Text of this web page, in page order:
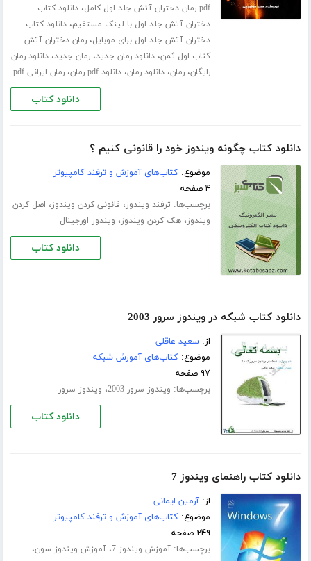
pdf رمان دختران آتش جلد اول کامل ،دانلود کتاب
دختران آتش جلد اول با لینک مستقیم،دانلود کتاب
دختران آتش جلد اول برای موبایل،رمان دختران آتش
کتاب اول ثمن،دانلود رمان جدید،رمان جدید،دانلود رمان
رایگان،رمان،دانلود رمان،دانلود pdf رمان ،رمان ایرانی pdf
دانلود کتاب
دانلود کتاب چگونه ویندوز خود را قانونی کنیم ؟
موضوع:کتاب‌های آموزش و ترفند کامپیوتر
۴ صفحه
برچسب‌ها: ترفند ویندوز، قانونی کردن ویندوز، اصل کردن
ویندوز،هک کردن ویندوز، ویندوز اورجینال
دانلود کتاب
دانلود کتاب شبکه در ویندوز سرور 2003
از:سعید عاقلی
موضوع:کتاب‌های آموزش شبکه
۹۷ صفحه
برچسب‌ها: ویندوز سرور 2003 ، ویندوز سرور
دانلود کتاب
دانلود کتاب راهنمای ویندوز 7
از:آرمین ایمانی
موضوع:کتاب‌های آموزش و ترفند کامپیوتر
۲۴۹ صفحه
برچسب‌ها:آموزش ویندوز 7 ،آموزش ویندوز سون،